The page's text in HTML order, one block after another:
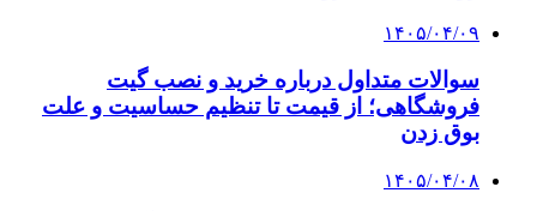
۱۴۰۵/۰۴/۰۹
سوالات متداول درباره خرید و نصب گیت
فروشگاهی؛ از قیمت تا تنظیم حساسیت و علت
بوق زدن
۱۴۰۵/۰۴/۰۸